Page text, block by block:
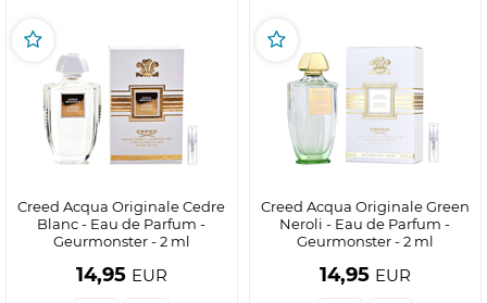
Creed Acqua Originale Cedre
Blanc - Eau de Parfum -
Geurmonster - 2 ml
14,95 EUR
Creed Acqua Originale Green
Neroli - Eau de Parfum -
Geurmonster - 2 ml
14,95 EUR